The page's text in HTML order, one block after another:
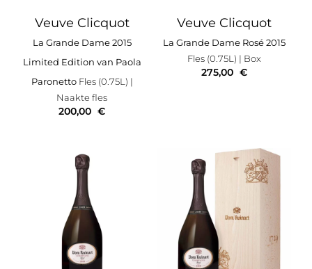
Veuve Clicquot
La Grande Dame 2015
Limited Edition van Paola
ParonettoFles (0.75L) |
Naakte fles
200,00 €
Veuve Clicquot
La Grande Dame Rosé 2015
Fles (0.75L) | Box
275,00 €